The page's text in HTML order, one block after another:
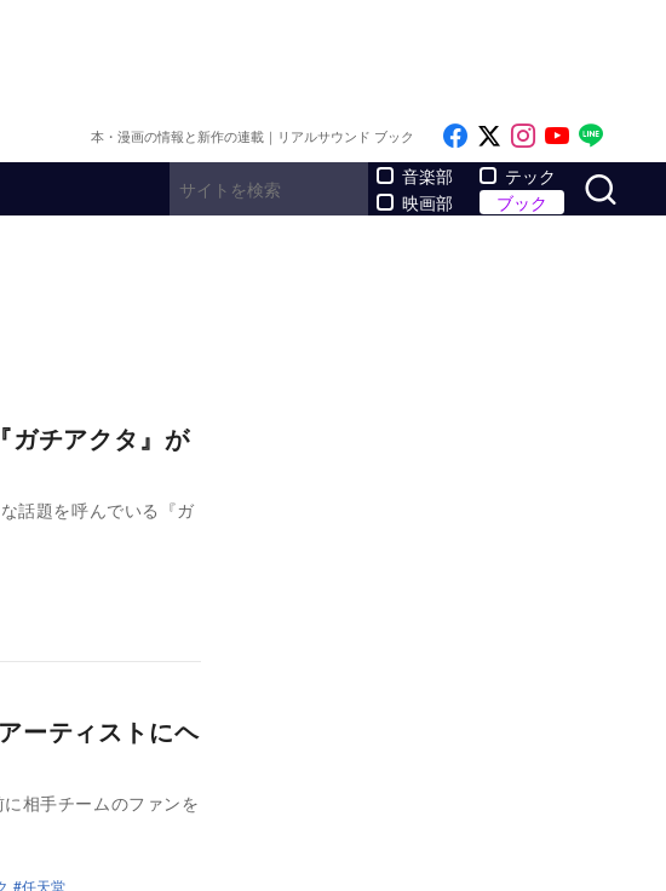
本・漫画の情報と新作の連載｜リアルサウンド ブック Like on Facebook
Follow on x
Follow on
Follow
音楽部
映画部
テック
ブック
チアクタ』が
話題を呼んでいる『ガ
ーティストにヘ
相手チームのファンを
任天堂